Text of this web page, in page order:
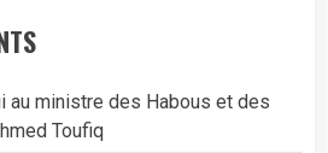
au ministre des Habous et des
Toufiq